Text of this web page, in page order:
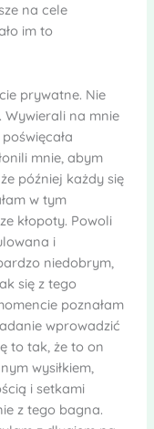
na cele
im to
prywatne. Nie
Wywierali na mnie
mnie, abym
później każdy się
w tym
kłopoty. Powoli
i
niedobrym,
się z tego
poznałam
wprowadzić
to tak, że to on
wysiłkiem,
i setkami
z tego bagna.